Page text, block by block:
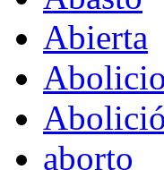
Abierta
aborto